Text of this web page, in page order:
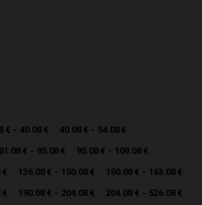
€ - 40.08 €
40.08 € - 54.08 €
81.08 € - 95.08 €
95.08 € - 109.08 €
€ 136.08 € - 150.08 €
150.08 € - 163.08 €
€ 190.08 € - 204.08 € 204.08 € - 526.08 €